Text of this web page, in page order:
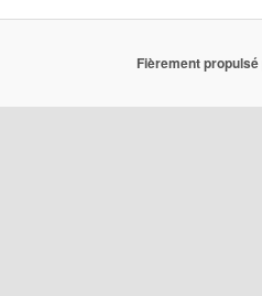
Fièrement